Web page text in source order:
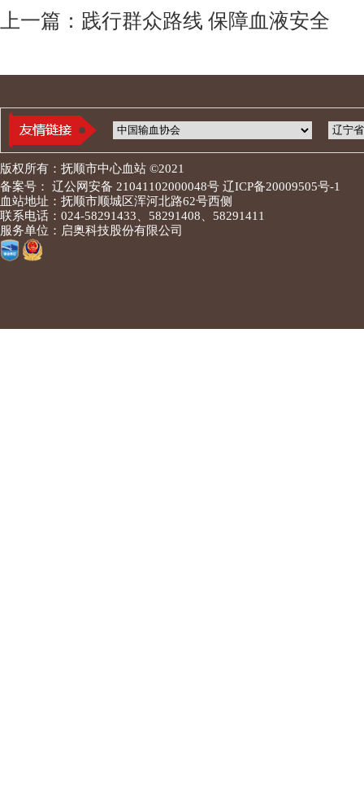
上一篇：践行群众路线 保障血液安全
版权所有：抚顺市中心血站 ©2021
备案号： 辽公网安备 21041102000048号 辽ICP备20009505号-1
血站地址：抚顺市顺城区浑河北路62号西侧
联系电话：024-58291433、58291408、58291411
服务单位：启奥科技股份有限公司